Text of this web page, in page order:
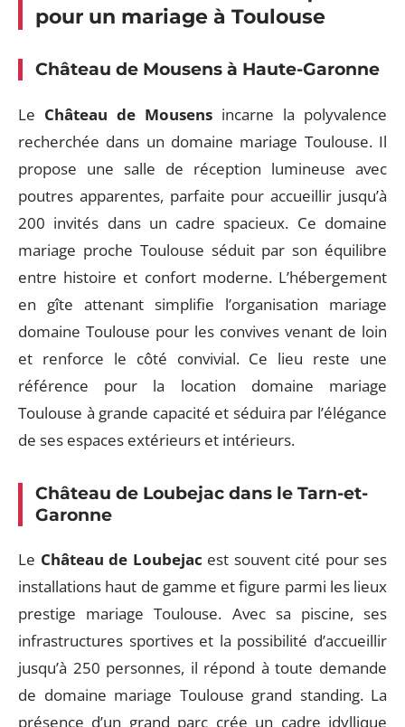
pour un mariage à Toulouse
Château de Mousens à Haute-Garonne
Le Château de Mousens incarne la polyvalence
recherchée dans un domaine mariage Toulouse. Il
propose une salle de réception lumineuse avec
poutres apparentes, parfaite pour accueillir jusqu’à
200 invités dans un cadre spacieux. Ce domaine
mariage proche Toulouse séduit par son équilibre
entre histoire et confort moderne. L’hébergement
en gîte attenant simplifie l’organisation mariage
domaine Toulouse pour les convives venant de loin
et renforce le côté convivial. Ce lieu reste une
référence pour la location domaine mariage
Toulouse à grande capacité et séduira par l’élégance
de ses espaces extérieurs et intérieurs.
Château de Loubejac dans le Tarn-et-
Garonne
Le Château de Loubejac est souvent cité pour ses
installations haut de gamme et figure parmi les lieux
prestige mariage Toulouse. Avec sa piscine, ses
infrastructures sportives et la possibilité d’accueillir
jusqu’à 250 personnes, il répond à toute demande
de domaine mariage Toulouse grand standing. La
présence d’un grand parc crée un cadre idyllique